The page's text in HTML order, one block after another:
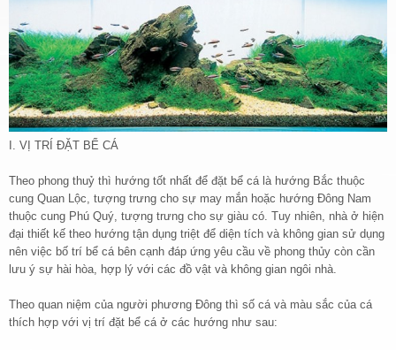
I. VỊ TRÍ ĐẶT BỂ CÁ
Theo phong thuỷ thì hướng tốt nhất để đặt bể cá là hướng Bắc thuộc
cung Quan Lộc, tượng trưng cho sự may mắn hoặc hướng Đông Nam
thuộc cung Phú Quý, tượng trưng cho sự giàu có. Tuy nhiên, nhà ở hiện
đại thiết kế theo hướng tận dụng triệt để diện tích và không gian sử dụng
nên việc bố trí bể cá bên cạnh đáp ứng yêu cầu về phong thủy còn cần
lưu ý sự hài hòa, hợp lý với các đồ vật và không gian ngôi nhà.
Theo quan niệm của người phương Đông thì số cá và màu sắc của cá
thích hợp với vị trí đặt bể cá ở các hướng như sau: